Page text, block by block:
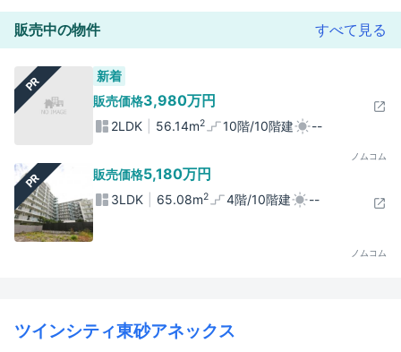
販売中の物件 すべて見る
PR
新着
販売価格3,980万円
2LDK 56.14m2 10階/10階建 --
ノムコム
PR 販売価格5,180万円
3LDK 65.08m2 4階/10階建 --
ノムコム
ツインシティ東砂アネックス